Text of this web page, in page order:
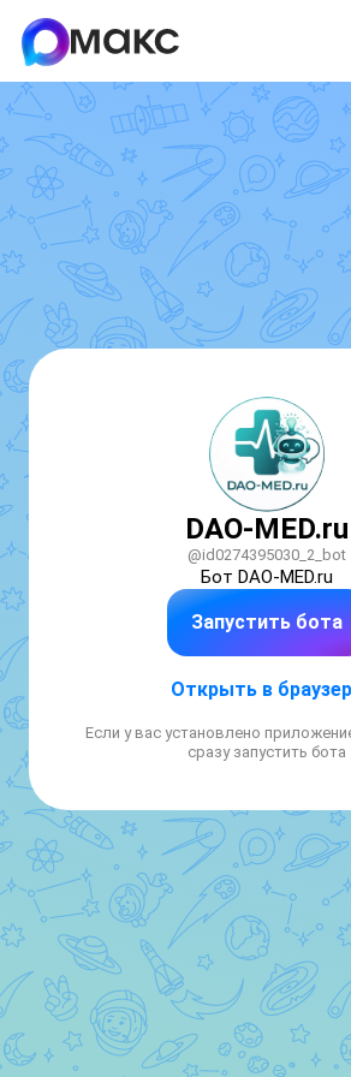
DAO-MED.ru
@id0274395030_2_bot
Запустить бота
Открыть в
Если у вас установлено
сразу запустить бота